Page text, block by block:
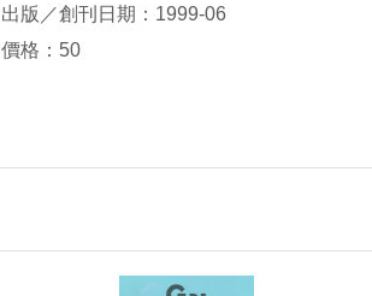
出版／創刊日期：1999-06
價格：50